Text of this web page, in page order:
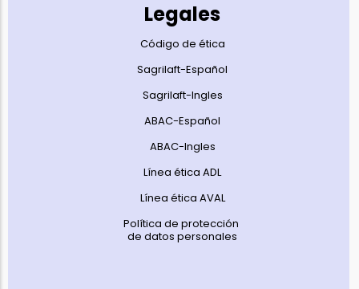
Legales
Código de ética
Sagrilaft-Español
Sagrilaft-Ingles
ABAC-Español
ABAC-Ingles
Línea ética ADL
Línea ética AVAL
Política de protección
de datos personales